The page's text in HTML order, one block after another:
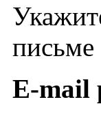
письме
E-mail